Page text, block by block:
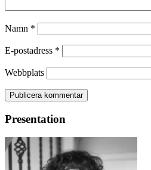
Namn *
E-postadress *
Webbplats
Presentation